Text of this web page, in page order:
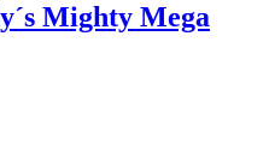
Mighty Mega